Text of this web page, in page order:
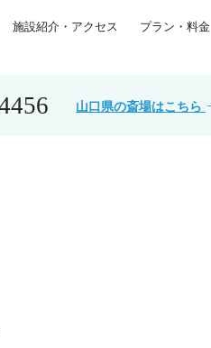
施設紹介・アクセス プラン・料金
山口県の斎場はこちら